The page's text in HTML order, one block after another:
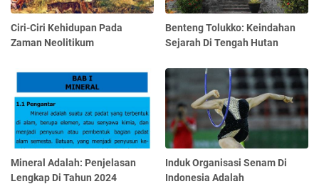
Ciri-Ciri Kehidupan Pada
Zaman Neolitikum
Benteng Tolukko: Keindahan
Sejarah Di Tengah Hutan
Mineral Adalah: Penjelasan
Lengkap Di Tahun 2024
Induk Organisasi Senam Di
Indonesia Adalah